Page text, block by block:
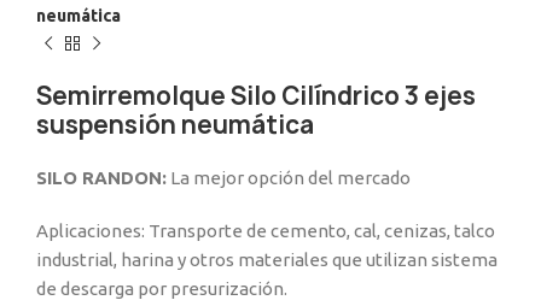
neumática
Semirremolque Silo Cilíndrico 3 ejes
suspensión neumática
SILO RANDON: La mejor opción del mercado
Aplicaciones: Transporte de cemento, cal, cenizas, talco
industrial, harina y otros materiales que utilizan sistema
de descarga por presurización.